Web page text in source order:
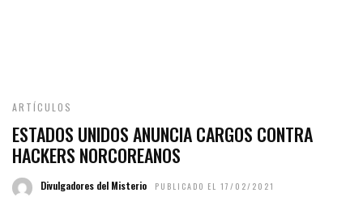
ARTÍCULOS
ESTADOS UNIDOS ANUNCIA CARGOS CONTRA
HACKERS NORCOREANOS
Divulgadores del Misterio PUBLICADO EL 17/02/2021